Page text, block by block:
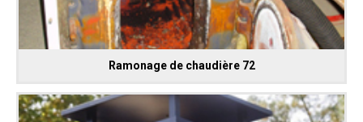
Ramonage de chaudière 72